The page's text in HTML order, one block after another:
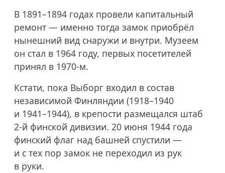
В 1891–1894 годах провели капитальный
ремонт — именно тогда замок приобрёл
нынешний вид снаружи и внутри. Музеем
он стал в 1964 году, первых посетителей
принял в 1970-м.
Кстати, пока Выборг входил в состав
независимой Финляндии (1918–1940
и 1941–1944), в крепости размещался штаб
2-й финской дивизии. 20 июня 1944 года
финский флаг над башней спустили —
и с тех пор замок не переходил из рук
в руки.